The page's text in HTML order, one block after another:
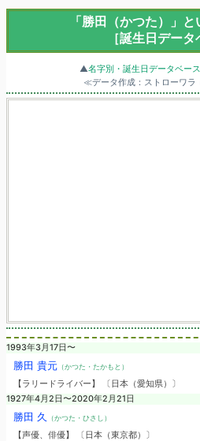
「勝田（かつた）」
［誕生日データ
▲名字別・誕生日データベース
≪データ作成：ストローワ
1993年3月17日〜
勝田 貴元（かつた・たかもと）
【ラリードライバー】 〔日本（愛知県）〕
1927年4月2日〜2020年2月21日
勝田 久 （かつた・ひさし）
【声優、俳優】 〔日本（東京都）〕